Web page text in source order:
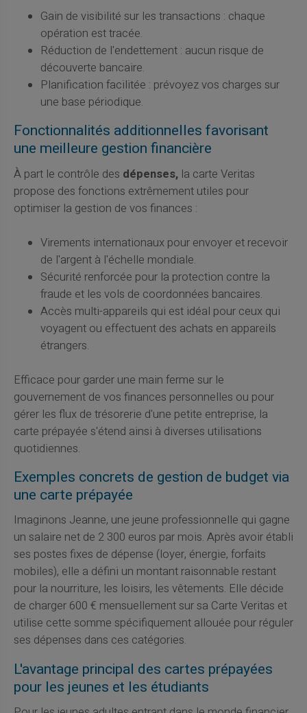
Gain de visibilité sur les transactions : chaque
opération est tracée.
Réduction de l'endettement : aucun risque de
découverte bancaire.
Planification facilitée : prévoyez vos charges sur
une base périodique.
Fonctionnalités additionnelles favorisant
une meilleure gestion financière
À part le contrôle des dépenses,la carte Veritas
propose des fonctions extrêmement utiles pour
optimiser la gestion de vos finances :
Virements internationaux pour envoyer et recevoir
de l'argent à l'échelle mondiale.
Sécurité renforcée pour la protection contre la
fraude et les vols de coordonnées bancaires.
Accès multi-appareils qui est idéal pour ceux qui
voyagent ou effectuent des achats en appareils
étrangers.
Efficace pour garder une main ferme sur le
gouvernement de vos finances personnelles ou pour
gérer les flux de trésorerie d'une petite entreprise, la
carte prépayée s'étend ainsi à diverses utilisations
quotidiennes.
Exemples concrets de gestion de budget via
une carte prépayée
Imaginons Jeanne, une jeune professionnelle qui gagne
un salaire net de 2 300 euros par mois. Après avoir établi
ses postes fixes de dépense (loyer, énergie, forfaits
mobiles), elle a défini un montant raisonnable restant
pour la nourriture, les loisirs, les vêtements. Elle décide
de charger 600 € mensuellement sur sa Carte Veritas et
utilise cette somme spécifiquement allouée pour réguler
ses dépenses dans ces catégories.
L'avantage principal des cartes prépayées
pour les jeunes et les étudiants